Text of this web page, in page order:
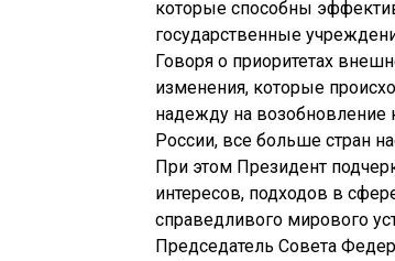
которые способны
государственные
Говоря о приоритетах
изменения, которые
надежду на возобновление
России, все больше стран
При этом Президент
интересов, подходов в
справедливого мирового
Председатель Совета